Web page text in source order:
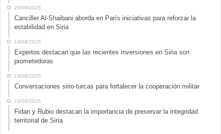
20/08/2025
Canciller Al-Shaibani aborda en París iniciativas para reforzar la
estabilidad en Siria
19/08/2025
Expertos destacan que las recientes inversiones en Siria son
prometedoras
19/08/2025
Conversaciones sirio-turcas para fortalecer la cooperación militar
19/08/2025
Fidan y Rubio destacan la importancia de preservar la integridad
territorial de Siria